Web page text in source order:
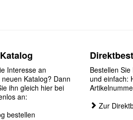
Interesse an
Katalog? Dann
ihn gleich hier bei
an:
bestellen
Bestellen
und einfach:
Zur